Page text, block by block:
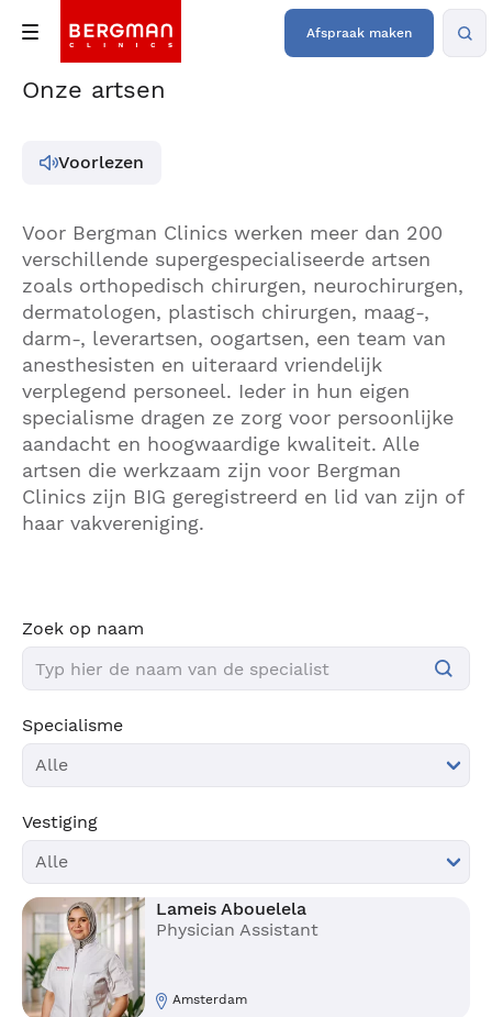
Afspraak maken
Onze artsen
Voorlezen
Voor Bergman Clinics werken meer dan 200
verschillende supergespecialiseerde artsen
zoals orthopedisch chirurgen, neurochirurgen,
dermatologen, plastisch chirurgen, maag-,
darm-, leverartsen, oogartsen, een team van
anesthesisten en uiteraard vriendelijk
verplegend personeel. Ieder in hun eigen
specialisme dragen ze zorg voor persoonlijke
aandacht en hoogwaardige kwaliteit. Alle
artsen die werkzaam zijn voor Bergman
Clinics zijn BIG geregistreerd en lid van zijn of
haar vakvereniging.
Zoek op naam
Specialisme
Vestiging
Lameis Abouelela
Physician Assistant
Amsterdam